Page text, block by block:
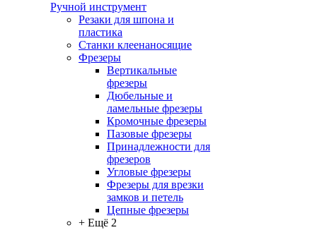
Ручной инструмент
Резаки для шпона и
пластика
Станки клеенаносящие
Фрезеры
Вертикальные
фрезеры
Дюбельные и
ламельные фрезеры
Кромочные фрезеры
Пазовые фрезеры
Принадлежности для
фрезеров
Угловые фрезеры
Фрезеры для врезки
замков и петель
Цепные фрезеры
+ Ещё 2